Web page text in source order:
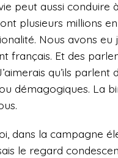
peut aussi conduire
plusieurs millions
Nous avons
français. Et des
qu’ils
démagogiques. La
dans la campagne
le regard